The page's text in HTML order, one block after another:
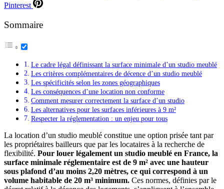
Pinterest
Sommaire
Le cadre légal définissant la surface minimale d’un studio meublé
Les critères complémentaires de décence d’un studio meublé
Les spécificités selon les zones géographiques
Les conséquences d’une location non conforme
Comment mesurer correctement la surface d’un studio
Les alternatives pour les surfaces inférieures à 9 m²
Respecter la réglementation : un enjeu pour tous
La location d’un studio meublé constitue une option prisée tant par
les propriétaires bailleurs que par les locataires à la recherche de
flexibilité. Pour louer légalement un studio meublé en France, la
surface minimale réglementaire est de 9 m² avec une hauteur
sous plafond d’au moins 2,20 mètres, ce qui correspond à un
volume habitable de 20 m³ minimum. Ces normes, définies par le